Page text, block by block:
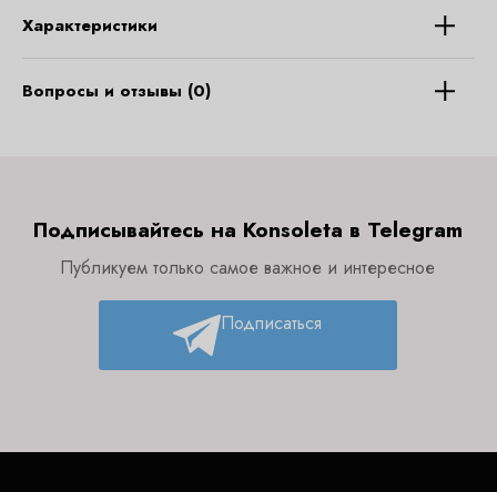
Характеристики
Вопросы и отзывы (0)
Подписывайтесь на Konsoleta в Telegram
Публикуем только самое важное и интересное
Подписаться